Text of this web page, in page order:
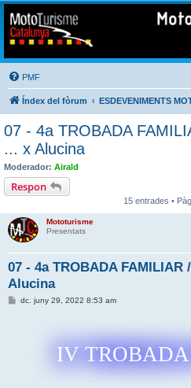
Mototurisme
Turisme en moto en català
PMF
Índex del fòrum ESDEVENIMENTS
07 - 4a TROBADA
... x Alucina
Moderador: Airald
Respon
15 entrades •
Mototurisme
Presentats
07 - 4a TROBADA FAMILIAR
Alucina
Edc. juny 29, 2022 8:53 am
IV